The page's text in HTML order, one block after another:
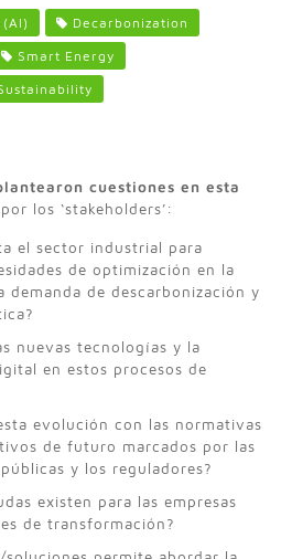
Decarbonization
Smart Energy
cuestiones en esta
los ‘stakeholders’:
el sector industrial para
de optimización en la
demanda de descarbonización y
nuevas tecnologías y la
en estos procesos de
evolución con las normativas
de futuro marcados por las
y los reguladores?
existen para las empresas
de transformación?